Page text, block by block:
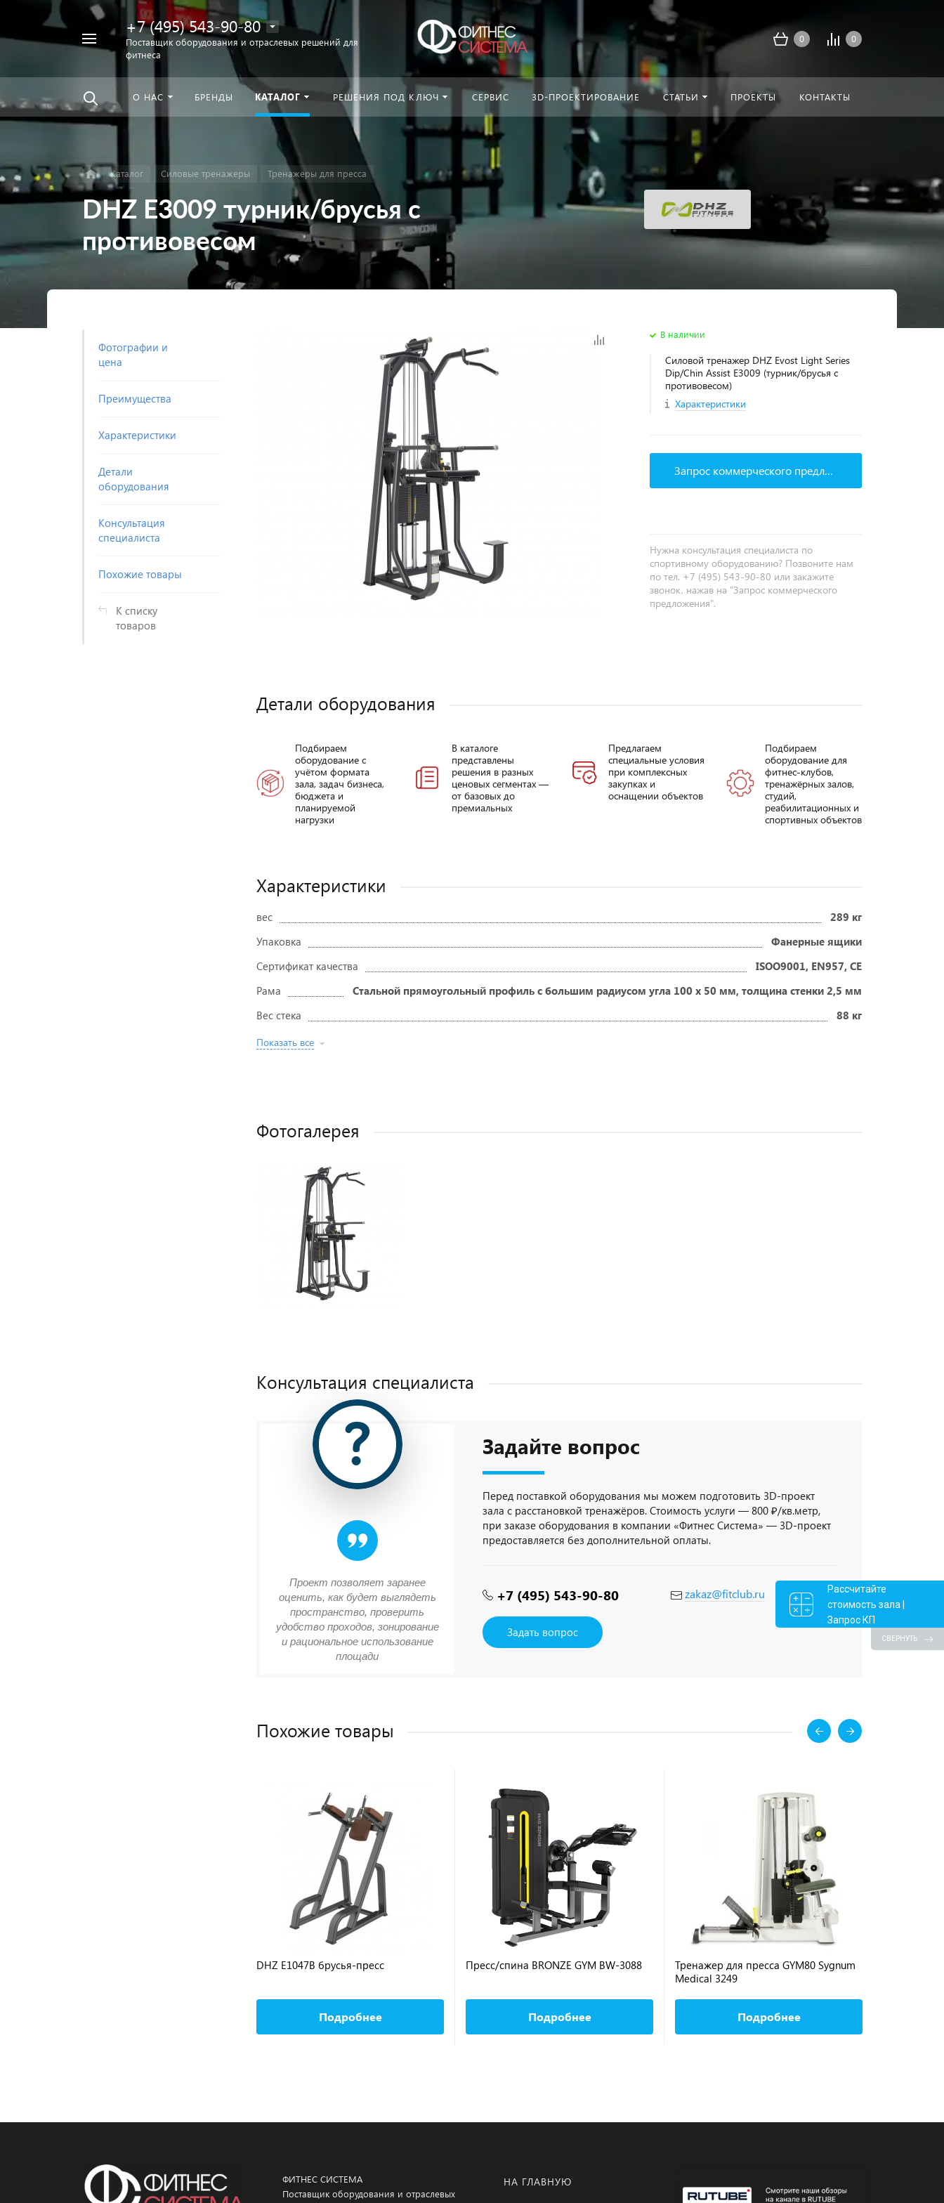
Например,
+7 (495) 543-90-80
Поставщик оборудования и отраслевых решений для
фитнеса
0 0
О НАС БРЕНДЫ КАТАЛОГ РЕШЕНИЯ ПОД КЛЮЧ СЕРВИС 3D-ПРОЕКТИРОВАНИЕ СТАТЬИ ПРОЕКТЫ КОНТАКТЫ
Каталог Силовые тренажеры Тренажеры для пресса
DHZ E3009 турник/брусья с
противовесом
Фотографии и
цена
Преимущества
Характеристики
Детали
оборудования
Консультация
специалиста
Похожие товары
К списку
товаров
В наличии
Силовой тренажер DHZ Evost Light Series
Dip/Chin Assist E3009 (турник/брусья с
противовесом)
Характеристики
Запрос коммерческого предложения
Нужна консультация специалиста по
спортивному оборудованию? Позвоните нам
по тел. +7 (495) 543-90-80 или закажите
звонок, нажав на "Запрос коммерческого
предложения".
Детали оборудования
Подбираем
оборудование с
учётом формата
зала, задач бизнеса,
бюджета и
планируемой
нагрузки
В каталоге
представлены
решения в разных
ценовых сегментах —
от базовых до
премиальных
Предлагаем
специальные условия
при комплексных
закупках и
оснащении объектов
Подбираем
оборудование для
фитнес-клубов,
тренажёрных залов,
студий,
реабилитационных и
спортивных объектов
Характеристики
вес
289 кг
Упаковка
Фанерные ящики
Сертификат качества
ISOO9001, EN957, CE
Рама
Стальной прямоугольный профиль с большим радиусом угла 100 х 50 мм, толщина стенки 2,5 мм
Вес стека
88 кг
Показать все
Фотогалерея
Консультация специалиста
Задайте вопрос
Перед поставкой оборудования мы можем подготовить 3D-проект
зала с расстановкой тренажёров. Стоимость услуги — 800 ₽/кв.метр,
при заказе оборудования в компании «Фитнес Система» — 3D-проект
предоставляется без дополнительной оплаты.
+7 (495) 543-90-80 zakaz@fitclub.ru
Задать вопрос
Проект позволяет заранее
оценить, как будет выглядеть
пространство, проверить
удобство проходов, зонирование
и рациональное использование
площади
Похожие товары
DHZ E1047B брусья-пресс
Подробнее
Пресс/спина BRONZE GYM BW-3088
Подробнее
Тренажер для пресса GYM80 Sygnum
Medical 3249
Подробнее
ФИТНЕС СИСТЕМА
Поставщик оборудования и отраслевых
НА ГЛАВНУЮ
Рассчитайте
стоимость зала |
Запрос КП
СВЕРНУТЬ